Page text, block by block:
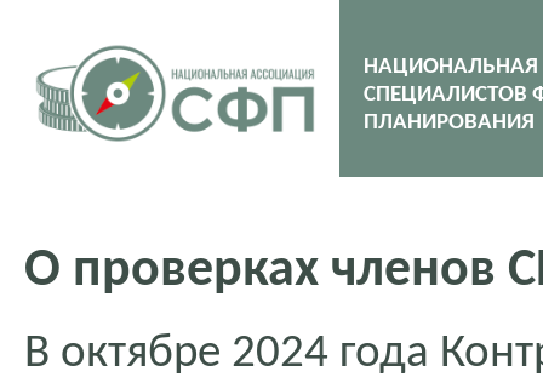
НАЦИОНАЛЬНАЯ
СПЕЦИАЛИСТОВ
ПЛАНИРОВАНИЯ
О проверках членов
В октябре 2024 года